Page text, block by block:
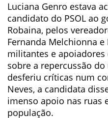
Luciana Genro estava
candidato do PSOL ao
Robaina, pelos
Fernanda Melchionna e
militantes e
sobre a repercussão
desferiu críticas num
Neves, a candidata
imenso apoio nas ruas
população.